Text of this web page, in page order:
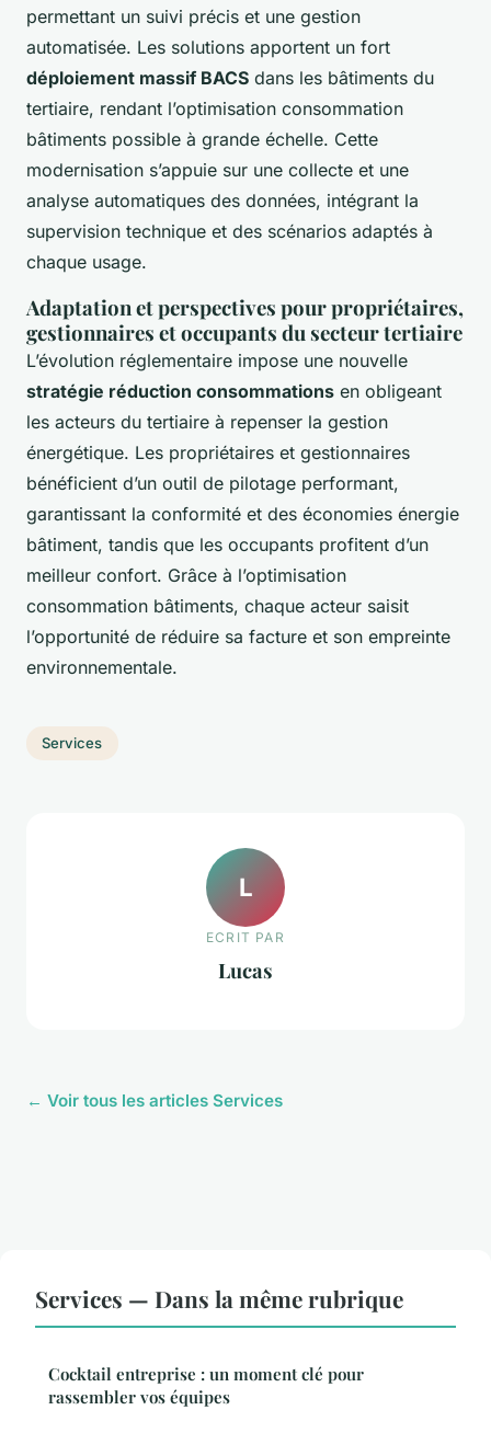
permettant un suivi précis et une gestion
automatisée. Les solutions apportent un fort
déploiement massif BACS dans les bâtiments du
tertiaire, rendant l’optimisation consommation
bâtiments possible à grande échelle. Cette
modernisation s’appuie sur une collecte et une
analyse automatiques des données, intégrant la
supervision technique et des scénarios adaptés à
chaque usage.
Adaptation et perspectives pour propriétaires,
gestionnaires et occupants du secteur tertiaire
L’évolution réglementaire impose une nouvelle
stratégie réduction consommations en obligeant
les acteurs du tertiaire à repenser la gestion
énergétique. Les propriétaires et gestionnaires
bénéficient d’un outil de pilotage performant,
garantissant la conformité et des économies énergie
bâtiment, tandis que les occupants profitent d’un
meilleur confort. Grâce à l’optimisation
consommation bâtiments, chaque acteur saisit
l’opportunité de réduire sa facture et son empreinte
environnementale.
Services
L
ECRIT PAR
Lucas
← Voir tous les articles Services
Services — Dans la même rubrique
Cocktail entreprise : un moment clé pour
rassembler vos équipes